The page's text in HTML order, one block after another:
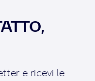
e ricevi le